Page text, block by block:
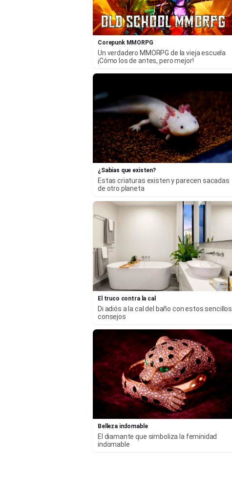
Corepunk MMORPG
Un verdadero MMORPG de la vieja escuela
¡Cómo los de antes, pero mejor!
¿Sabías que existen?
Estas criaturas existen y parecen sacadas
de otro planeta
El truco contra la cal
Di adiós a la cal del baño con estos sencillos
consejos
Belleza indomable
El diamante que simboliza la feminidad
indomable